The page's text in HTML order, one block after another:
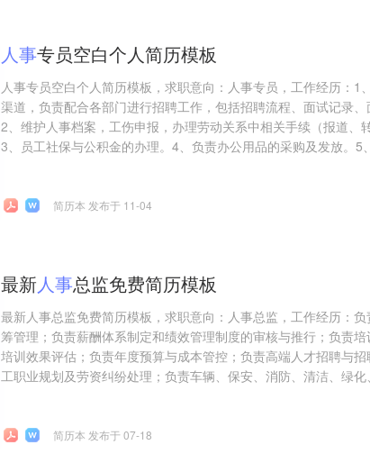
人事专员空白个人简历模板
人事专员空白个人简历模板，求职意向：人事专员，工作经历：1
渠道，负责配合各部门进行招聘工作，包括招聘流程、面试记录、
2、维护人事档案，工伤申报，办理劳动关系中相关手续（报道、
3、员工社保与公积金的办理。4、负责办公用品的采购及发放。5
简历本 发布于 11-04
最新人事总监免费简历模板
最新人事总监免费简历模板，求职意向：人事总监，工作经历：
筹管理；负责薪酬体系制定和绩效管理制度的审核与推行；负责
培训效果评估；负责年度预算与成本管控；负责高端人才招聘与
工职业规划及劳资纠纷处理；负责车辆、保安、消防、清洁、绿
简历本 发布于 07-18